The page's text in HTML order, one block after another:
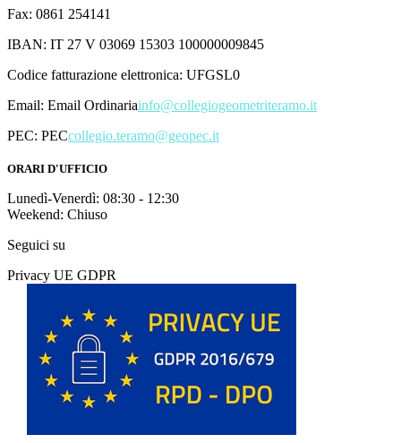
Fax: 0861 254141
IBAN: IT 27 V 03069 15303 100000009845
Codice fatturazione elettronica: UFGSL0
Email: Email Ordinariainfo@collegiogeometriteramo.it
PEC: PECcollegio.teramo@geopec.it
ORARI D'UFFICIO
Lunedì-Venerdì: 08:30 - 12:30
Weekend: Chiuso
Seguici su
Privacy UE GDPR